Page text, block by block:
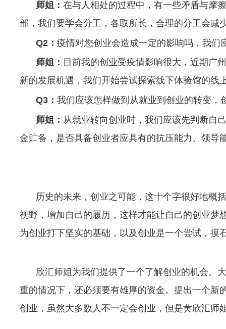
师姐： 在与人相处的过程中，有一些矛盾与摩
部，我们要学会分工，各取所长，合理的分工会减
Q2 ： 疫情对您创业会造成一定的影响吗，我们
师姐： 目前我的创业受疫情影响很大，近期广
新的发展机遇，我们开始尝试探索线下体验馆的
Q3 ： 我们应该怎样做到从就业到创业的转变，
师姐： 从就业转向创业时，我们应该先判断自
金贮备，是否具备创业者应具有的抗压能力、领导
历史的未来，创业之可能，这十个字很好地概
视野，增加自己的履历，这样才能让自己的创业梦
为创业打下坚实的基础，以及创业是一个尝试，
欣汇师姐为我们提供了一个了解创业的机会。
重的情况下，还必须要有雄厚的资金。提出一个新
创业，虽然大多数人不一定会创业，但是黄欣汇师